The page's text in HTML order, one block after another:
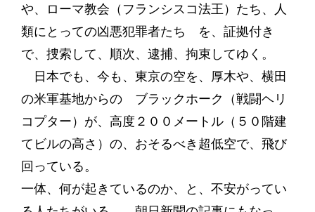
や、ローマ教会（フランシスコ法王）たち、人
類にとっての凶悪犯罪者たち を、証拠付き
で、捜索して、順次、逮捕、拘束してゆく。
日本でも、今も、東京の空を、厚木や、横田
の米軍基地からの ブラックホーク（戦闘ヘリ
コプター）が、高度２００メートル（５０階建
てビルの高さ）の、おそるべき超低空で、飛び
回っている。
一体、何が起きているのか、と、不安がってい